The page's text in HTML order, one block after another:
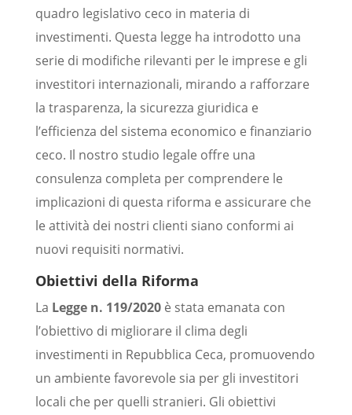
quadro legislativo ceco in materia di
investimenti. Questa legge ha introdotto una
serie di modifiche rilevanti per le imprese e gli
investitori internazionali, mirando a rafforzare
la trasparenza, la sicurezza giuridica e
l’efficienza del sistema economico e finanziario
ceco. Il nostro studio legale offre una
consulenza completa per comprendere le
implicazioni di questa riforma e assicurare che
le attività dei nostri clienti siano conformi ai
nuovi requisiti normativi.
Obiettivi della Riforma
La Legge n. 119/2020è stata emanata con
l’obiettivo di migliorare il clima degli
investimenti in Repubblica Ceca, promuovendo
un ambiente favorevole sia per gli investitori
locali che per quelli stranieri. Gli obiettivi